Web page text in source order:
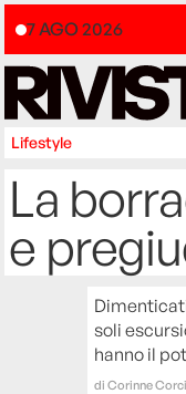
7 AGO 2026
Lifestyle
La
e
soli
hanno il
diCorinne Corci